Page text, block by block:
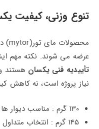
تنوع وزنی، کیفیت
محصولات مای‌ تور(mytor) در سه کلاس وزنی
عرضه می‌ شوند. نکته مهم
تأییدیه فنی یکسان هستند
نیاز پروژه است، نه کاهش
130 گرم : مناسب دیوار های داخلی سبک
145 گرم : انتخاب متداول پروژه‌ های مسکونی